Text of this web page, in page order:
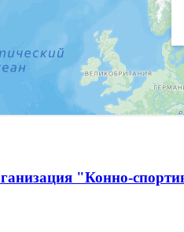
"Конно-